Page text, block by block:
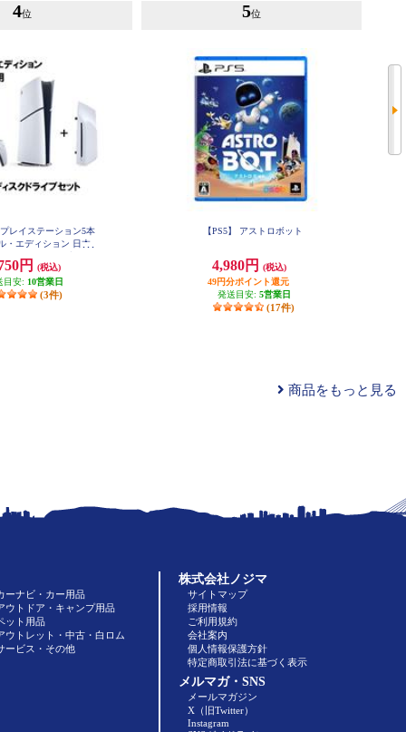
4位
レイステーション5本
・エディション 日本
ト
円
(税込)
目安: 10営業日
(3件)
5位
【PS5】 アストロボット
4,980円
(税込)
49円分ポイント還元
発送目安: 5営業日
(17件)
商品をもっと見る
ーナビ・カー用品
ウトドア・キャンプ用品
ット用品
ウトレット・中古・白ロム
ービス・その他
株式会社ノジマ
サイトマップ
採用情報
ご利用規約
会社案内
個人情報保護方針
特定商取引法に基づく表示
メルマガ・SNS
メールマガジン
X（旧Twitter）
Instagram